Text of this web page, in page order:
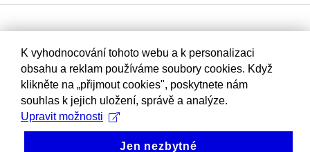
K vyhodnocování tohoto webu a k personalizaci
obsahu a reklam používáme soubory cookies. Když
klikněte na „přijmout cookies", poskytnete nám
souhlas k jejich uložení, správě a analýze.
Upravit možnosti
Jen nezbytné